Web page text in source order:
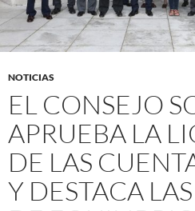
NOTICIAS
EL CONSEJO
APRUEBA LA
DE LAS
Y DESTACA